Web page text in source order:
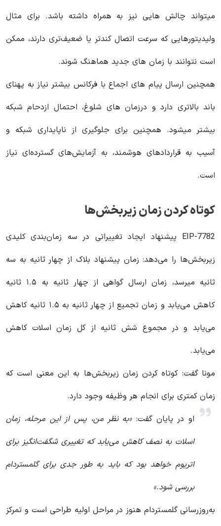
میتواند چالش هایی نیز به همراه داشته باشد. برای مثال
ولیدیتورهایی که سرعت اتصال کندتر یا ضعیف‌تری دارند، ممکن
است نتوانند با زمان های جدید هماهنگ شوند.
همچنین ارسال پیام های اجماع با فرکانس بیشتر نیاز به پهنای
باند بالاتری دارد و درزمان های شلوغ، احتمال ازدحام شبکه
بیشتر میشود. همچنین برای جلوگیری از ناپایداری شبکه و
آسیب به قراردادهای هوشمند، به آزمایش‌های گسترده‌ای نیاز
است.
کوتاه کردن زمان‌ زیربخش‌ها
EIP-7782 پیشنهاد ایجاد تغییراتی در سه زمان‌بندی کلیدی
زیربخش‌ها را می‌دهد: زمان پیشنهاد بلاک از چهار ثانیه به سه
ثانیه میرسد، زمان ارسال گواهی از چهار ثانیه به ۱.۵ ثانیه
کاهش می‌یابد و زمان تجمیع از چهار ثانیه به ۱.۵ ثانیه کاهش
می‌یابد و در مجموع شش ثانیه از کل زمان اسلات کاهش
می‌یابد.
مونا گفت: کوتاه کردن زمان زیربخش‌ها به این معنی است که
زمان کمتری برای انجام هر وظیفه وجود دارد.
او در پایان گفت:«به نظر من، پس از این مرحله، زمان
اسلات به نصف کاهش می‌یابد که تغییری شگفت‌انگیز برای
اتریوم خواهد بود که باید به طور جدی برای گلمستردام
بررسی شود.»
به‌روزرسانی گلمستردام هنوز در مراحل اولیه طراحی است و تمرکز